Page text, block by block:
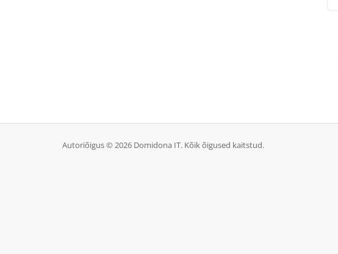
Autoriõigus © 2026 Domidona IT. Kõik õigused kaitstud.